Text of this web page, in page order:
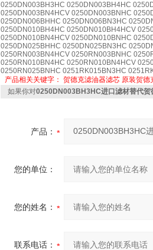
0250DN003BH3HC 0250DN003BH4HC
0250DN003BN4HCV 0250DN003BNHC
0250DN006BHHC 0250DN006BN3HC
0250DN010BH4HC 0250DN010BH4HCV
0250DN010BN4HCV 0250DN010BNHC
0250DN025BHHC 0250DN025BN3HC
0250RN003BN4HCV 0250RN003BNHC
0250RN010BN4HC 0250RN010BN4HCV
0250RN025BNHC 0251RK015BN3HC
产品相关关键字： 贺德克滤油器滤芯 原装贺德
如果你对0250DN003BH3HC进口滤材替代贺
产品：
您的单位：
您的姓名：
联系电话：